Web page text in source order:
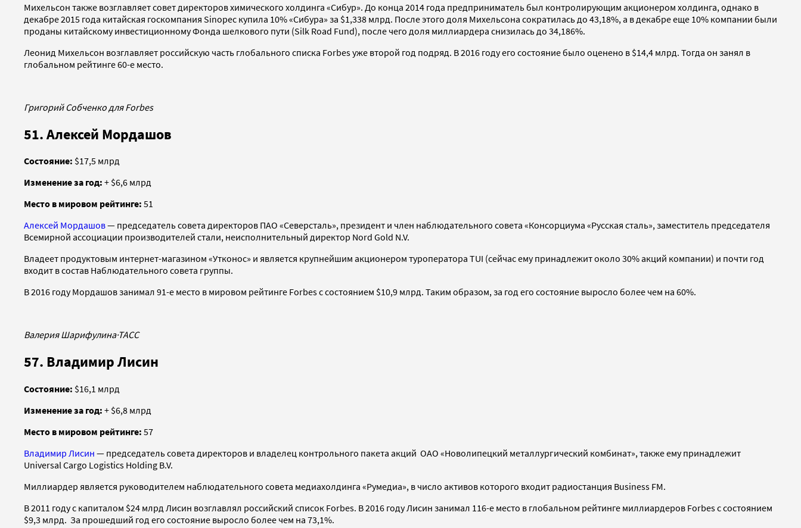
Михельсон также возглавляет совет директоров химического холдинга «Сибур». До конца 2014 года предприниматель был контролирующим акционером холдинга, однако в
декабре 2015 года китайская госкомпания Sinopec купила 10% «Сибура» за $1,338 млрд. После этого доля Михельсона сократилась до 43,18%, а в декабре еще 10% компании были
проданы китайскому инвестиционному Фонда шелкового пути (Silk Road Fund), после чего доля миллиардера снизилась до 34,186%.
Леонид Михельсон возглавляет российскую часть глобального списка Forbes уже второй год подряд. В 2016 году его состояние было оценено в $14,4 млрд. Тогда он занял в
глобальном рейтинге 60-е место.
Григорий Собченко для Forbes
51. Алексей Мордашов
Cостояние: $17,5 млрд
Изменение за год: + $6,6 млрд
Место в мировом рейтинге: 51
Алексей Мордашов— председатель совета директоров ПАО «Северсталь», президент и член наблюдательного совета «Консорциума «Русская сталь», заместитель председателя
Всемирной ассоциации производителей стали, неисполнительный директор Nord Gold N.V.
Владеет продуктовым интернет-магазином «Утконос» и является крупнейшим акционером туроператора TUI (сейчас ему принадлежит около 30% акций компании) и почти год
входит в состав Наблюдательного совета группы.
В 2016 году Мордашов занимал 91-е место в мировом рейтинге Forbes с состоянием $10,9 млрд. Таким образом, за год его состояние выросло более чем на 60%.
Валерия Шарифулина·ТАСС
57. Владимир Лисин
Состояние: $16,1 млрд
Изменение за год: + $6,8 млрд
Место в мировом рейтинге: 57
Владимир Лисин — председатель совета директоров и владелец контрольного пакета акций ОАО «Новолипецкий металлургический комбинат», также ему принадлежит
Universal Cargo Logistics Holding B.V.
Миллиардер является руководителем наблюдательного совета медиахолдинга «Румедиа», в число активов которого входит радиостанция Business FM.
В 2011 году с капиталом $24 млрд Лисин возглавлял российский список Forbes. В 2016 году Лисин занимал 116-е место в глобальном рейтинге миллиардеров Forbes с состоянием
$9,3 млрд. За прошедший год его состояние выросло более чем на 73,1%.